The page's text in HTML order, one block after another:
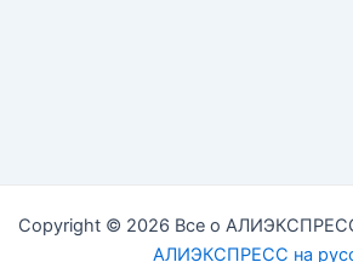
Copyright © 2026 Все о
АЛИЭКСПРЕСС на